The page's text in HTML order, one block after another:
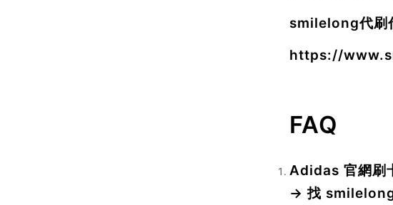
smilelong代刷
https://
FAQ
Adidas 官網刷
→ 找 smilelong